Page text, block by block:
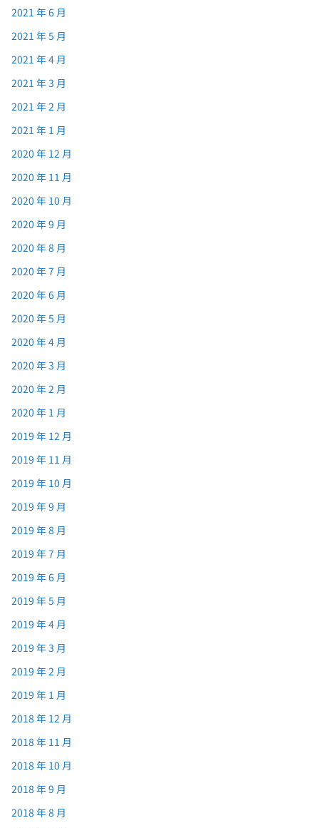
2021 年 6 月
2021 年 5 月
2021 年 4 月
2021 年 3 月
2021 年 2 月
2021 年 1 月
2020 年 12 月
2020 年 11 月
2020 年 10 月
2020 年 9 月
2020 年 8 月
2020 年 7 月
2020 年 6 月
2020 年 5 月
2020 年 4 月
2020 年 3 月
2020 年 2 月
2020 年 1 月
2019 年 12 月
2019 年 11 月
2019 年 10 月
2019 年 9 月
2019 年 8 月
2019 年 7 月
2019 年 6 月
2019 年 5 月
2019 年 4 月
2019 年 3 月
2019 年 2 月
2019 年 1 月
2018 年 12 月
2018 年 11 月
2018 年 10 月
2018 年 9 月
2018 年 8 月